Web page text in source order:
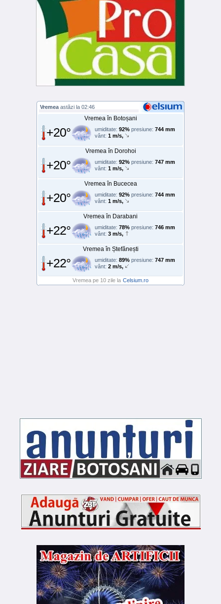
Vremea astăzi la 02:46
Vremea în Botoșani
+20° umiditate: 92% presiune: 744 mm
vânt: 1 m/s,
Vremea în Dorohoi
+20° umiditate: 92% presiune: 747 mm
vânt: 1 m/s,
Vremea în Bucecea
+20° umiditate: 92% presiune: 744 mm
vânt: 1 m/s,
Vremea în Darabani
+22° umiditate: 78% presiune: 746 mm
vânt: 3 m/s,
Vremea în Ștefănești
+22° umiditate: 89% presiune: 747 mm
vânt: 2 m/s,
Vremea pe 10 zile la Celsium.ro